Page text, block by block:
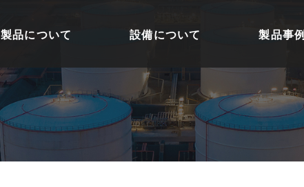
製品について 設備について 製品事例